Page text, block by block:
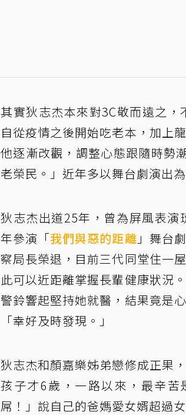
其實狄志杰本來對3C敬而遠之
自從疫情之後開始吃老本，加上
他逐漸改觀，調整心態跟隨時勢
老榮民。」近年多以舞台劇演出
狄志杰出道25年，曾為屏風表
年參演「我們與惡的距離 」舞台
察局長榮退，目前三代同堂住一
此可以近距離掌握長輩健康狀況
警鈴響起堅持她就醫，結果竟是
「幸好及時發現。」
狄志杰和顏嘉樂姊弟戀修成正果
孩子才6歲，一路以來，最辛
屌！」說自己的爸媽愛女婿超過